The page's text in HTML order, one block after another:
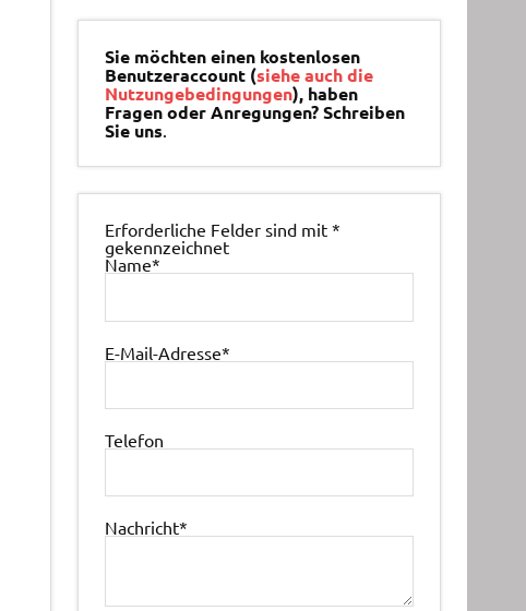
Sie möchten einen kostenlosen
Benutzeraccount (siehe auch die
Nutzungebedingungen), haben
Fragen oder Anregungen? Schreiben
Sie uns.
Erforderliche Felder sind mit*
gekennzeichnet
Name*
E-Mail-Adresse*
Telefon
Nachricht*